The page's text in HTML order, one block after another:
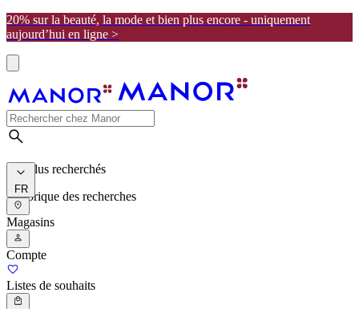
20% sur la beauté, la mode et bien plus encore - uniquement
aujourd’hui en ligne >
Les plus recherchés
Historique des recherches
FR
Magasins
Compte
Listes de souhaits